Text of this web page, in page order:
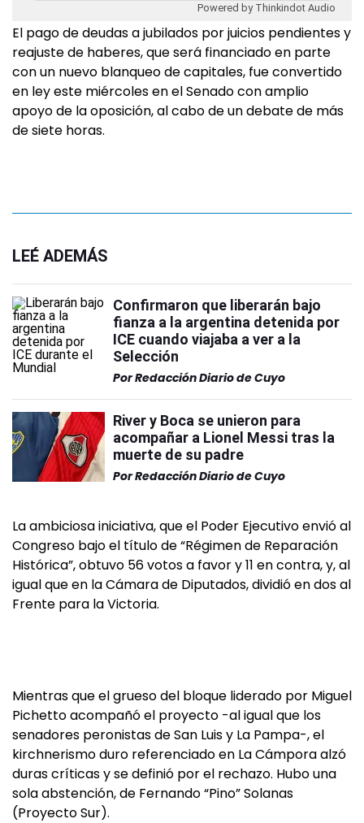
Powered by Thinkindot Audio
El pago de deudas a jubilados por juicios pendientes y
reajuste de haberes, que será financiado en parte
con un nuevo blanqueo de capitales, fue convertido
en ley este miércoles en el Senado con amplio
apoyo de la oposición, al cabo de un debate de más
de siete horas.
LEÉ ADEMÁS
Confirmaron que liberarán bajo
fianza a la argentina detenida por
ICE cuando viajaba a ver a la
Selección
PorRedacción Diario de Cuyo
River y Boca se unieron para
acompañar a Lionel Messi tras la
muerte de su padre
PorRedacción Diario de Cuyo
La ambiciosa iniciativa, que el Poder Ejecutivo envió al
Congreso bajo el título de “Régimen de Reparación
Histórica”, obtuvo 56 votos a favor y 11 en contra, y, al
igual que en la Cámara de Diputados, dividió en dos al
Frente para la Victoria.
Mientras que el grueso del bloque liderado por Miguel
Pichetto acompañó el proyecto -al igual que los
senadores peronistas de San Luis y La Pampa-, el
kirchnerismo duro referenciado en La Cámpora alzó
duras críticas y se definió por el rechazo. Hubo una
sola abstención, de Fernando “Pino” Solanas
(Proyecto Sur).